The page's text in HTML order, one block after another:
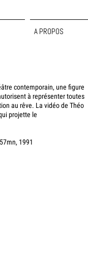
A PROPOS
contemporain, une figure
à représenter toutes
au rêve. La vidéo de Théo
projette le
1991